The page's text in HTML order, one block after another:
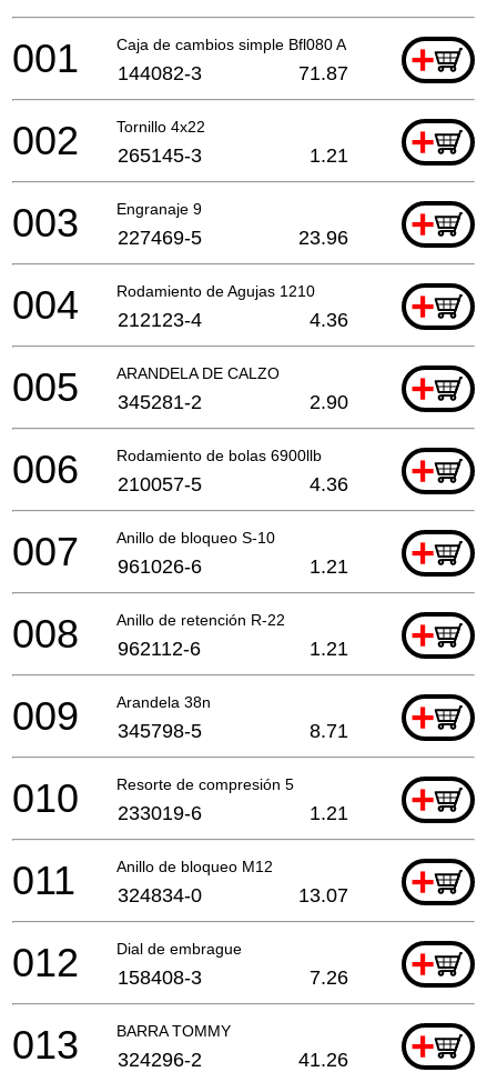
Caja de cambios simple Bfl080 A +
001 144082-3 71.87
Tornillo 4x22 +
002 265145-3 1.21
Engranaje 9 +
003 227469-5 23.96
Rodamiento de Agujas 1210 +
004 212123-4 4.36
ARANDELA DE CALZO +
005 345281-2 2.90
Rodamiento de bolas 6900llb +
006 210057-5 4.36
Anillo de bloqueo S-10 +
007 961026-6 1.21
Anillo de retención R-22 +
008 962112-6 1.21
Arandela 38n +
009 345798-5 8.71
Resorte de compresión 5 +
010 233019-6 1.21
Anillo de bloqueo M12 +
011 324834-0 13.07
Dial de embrague +
012 158408-3 7.26
BARRA TOMMY +
013 324296-2 41.26